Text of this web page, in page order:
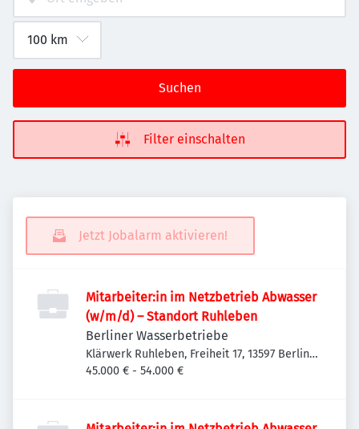
Suchen
Filter einschalten
Jetzt Jobalarm aktivieren!
Mitarbeiter:in im Netzbetrieb Abwasser
(w/m/d) – Standort Ruhleben
Berliner Wasserbetriebe
Klärwerk Ruhleben, Freiheit 17, 13597 Berlin,
Deutschland
45.000 € - 54.000 €